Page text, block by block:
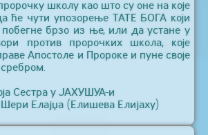
школу као што су оне на које
ће чути упозорење ТАТЕ БОГА који
побегне брзо из ње, или да устане у
против пророчких школа, које
Апостоле и Пророке и пуне своје
Сестра у ЈАХУШУА-и
Елајџа (Елишева Елијаху)